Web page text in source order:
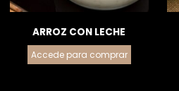
ARROZ CON LECHE
Accede para comprar